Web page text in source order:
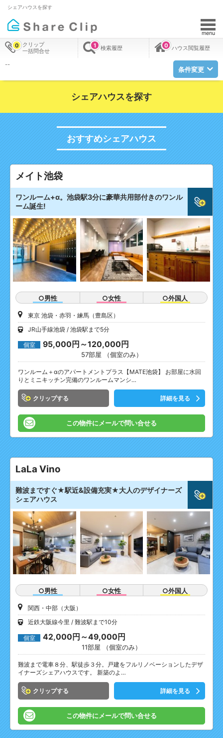
シェアハウスを探す
menu
クリップ
一括問合せ
0 検索履歴
1 ハウス閲覧履歴
0
--
条件変更
シェアハウスを探す
おすすめシェアハウス
メイト池袋
ワンルーム+α。池袋駅3分に豪華共用部付きのワンル
ーム誕生!
○男性 ○女性 ○外国人
東京 池袋・赤羽・練馬（豊島区）
JR山手線池袋
池袋駅まで5分
個室 95,000円～120,000円
57部屋 （個室のみ）
ワンルーム＋αのアパートメントプラス【MATE池袋】 お部屋に水回
りとミニキッチン完備のワンルームマンシ…
クリップ 詳細を見る
この物件にメールで問い合せる
LaLa Vino
難波まですぐ★駅近&設備充実★大人のデザイナーズ
シェアハウス
○男性 ○女性 ○外国人
関西・中部（大阪）
近鉄大阪線今里
難波駅まで10分
個室 42,000円～49,000円
11部屋 （個室のみ）
難波まで電車８分、駅徒歩３分。戸建をフルリノベーションしたデザ
イナーズシェアハウスです。 新築のよ…
クリップ 詳細を見る
この物件にメールで問い合せる